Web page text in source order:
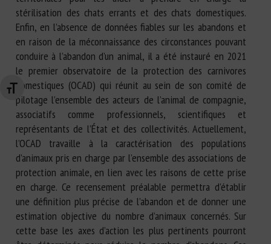
Changer la taille de la police
stérilisation des chats errants et des chats domestiques.
Enfin, en l’absence de données fiables sur les abandons et
en raison de la méconnaissance des circonstances pouvant
conduire à l’abandon d’un animal, il a été instauré en 2021
le premier observatoire de la protection des carnivores
domestiques (OCAD) qui réunit au sein de son comité de
pilotage l’ensemble des acteurs de l’animal de compagnie,
associatifs comme professionnels, scientifiques et
représentants de l’État et des collectivités. Actuellement,
l’OCAD travaille à la caractérisation des populations
d’animaux pris en charge par l’ensemble des associations de
protection animale, en lien avec les raisons de cette prise
en charge. Ce recensement préalable permettra d’établir
une définition plus précise de l’abandon et de donner une
estimation objective du nombre d’animaux concernés. Sur
cette base les axes d’action les plus pertinents pourront